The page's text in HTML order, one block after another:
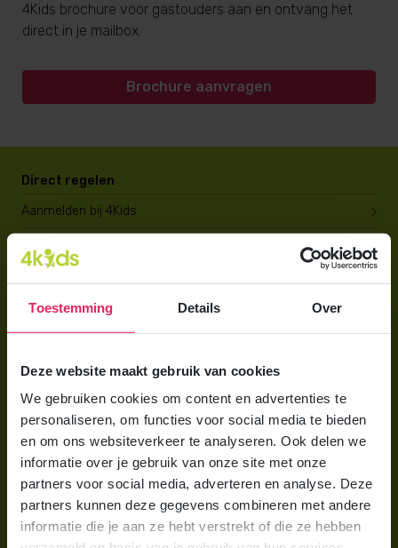
Toestemming Details Over
Deze website maakt gebruik van cookies
We gebruiken cookies om content en advertenties te
personaliseren, om functies voor social media te bieden
en om ons websiteverkeer te analyseren. Ook delen we
informatie over je gebruik van onze site met onze
partners voor social media, adverteren en analyse. Deze
partners kunnen deze gegevens combineren met andere
informatie die je aan ze hebt verstrekt of die ze hebben
4Kids brochure voor gastouders aan en ontvang het
direct in je mailbox.
Brochure aanvragen
Direct regelen
Aanmelden bij 4Kids
Brochure aanvragen
Voor ouders
Wat kost een gastouder?
Hoe vind ik een gastouder?
Voor gastouders
Gastouder worden bij 4Kids
Hoe vind ik gastkinderen?